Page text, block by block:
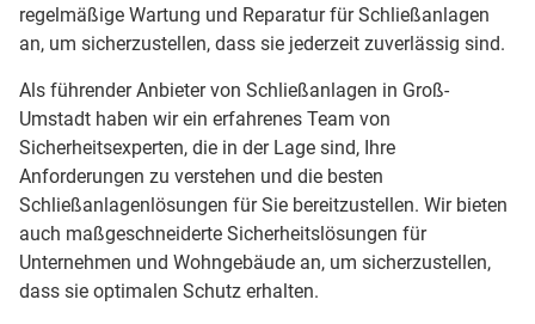
regelmäßige Wartung und Reparatur für Schließanlagen
an, um sicherzustellen, dass sie jederzeit zuverlässig sind.
Als führender Anbieter von Schließanlagen in Groß-
Umstadt haben wir ein erfahrenes Team von
Sicherheitsexperten, die in der Lage sind, Ihre
Anforderungen zu verstehen und die besten
Schließanlagenlösungen für Sie bereitzustellen. Wir bieten
auch maßgeschneiderte Sicherheitslösungen für
Unternehmen und Wohngebäude an, um sicherzustellen,
dass sie optimalen Schutz erhalten.